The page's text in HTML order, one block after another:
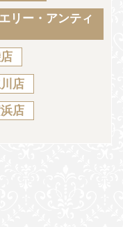
リー・アンティ
店
店